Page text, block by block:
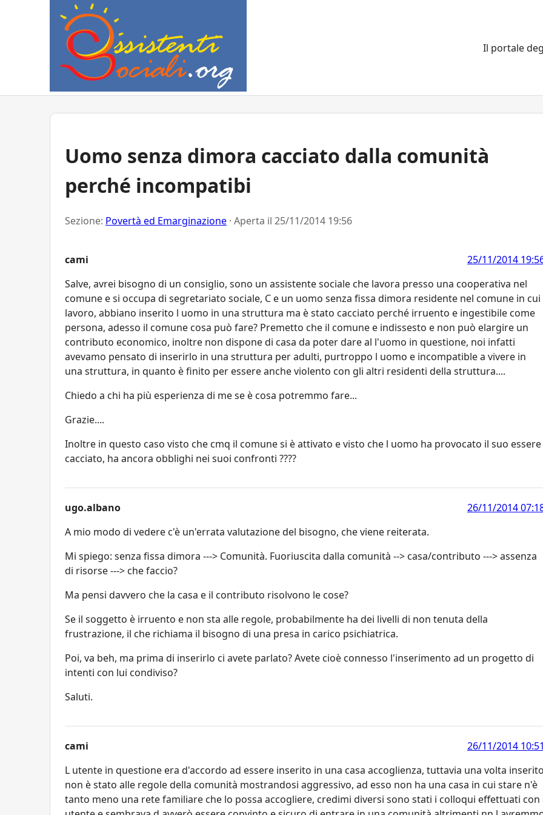
Il portale
Uomo senza dimora cacciato dalla comunità
perché incompatibi
Sezione: Povertà ed Emarginazione · Aperta il 25/11/2014 19:56
cami
25/11/2014
Salve, avrei bisogno di un consiglio, sono un assistente sociale che lavora presso una cooperativa nel
comune e si occupa di segretariato sociale, C e un uomo senza fissa dimora residente nel comune in cui
lavoro, abbiano inserito l uomo in una struttura ma è stato cacciato perché irruento e ingestibile come
persona, adesso il comune cosa può fare? Premetto che il comune e indissesto e non può elargire un
contributo economico, inoltre non dispone di casa da poter dare al l'uomo in questione, noi infatti
avevamo pensato di inserirlo in una struttura per adulti, purtroppo l uomo e incompatible a vivere in
una struttura, in quanto è finito per essere anche violento con gli altri residenti della struttura....
Chiedo a chi ha più esperienza di me se è cosa potremmo fare...
Grazie....
Inoltre in questo caso visto che cmq il comune si è attivato e visto che l uomo ha provocato il suo essere
cacciato, ha ancora obblighi nei suoi confronti ????
ugo.albano
26/11/2014
A mio modo di vedere c'è un'errata valutazione del bisogno, che viene reiterata.
Mi spiego: senza fissa dimora ---> Comunità. Fuoriuscita dalla comunità --> casa/contributo ---> assenza
di risorse ---> che faccio?
Ma pensi davvero che la casa e il contributo risolvono le cose?
Se il soggetto è irruento e non sta alle regole, probabilmente ha dei livelli di non tenuta della
frustrazione, il che richiama il bisogno di una presa in carico psichiatrica.
Poi, va beh, ma prima di inserirlo ci avete parlato? Avete cioè connesso l'inserimento ad un progetto di
intenti con lui condiviso?
Saluti.
cami
26/11/2014 10:51
L utente in questione era d'accordo ad essere inserito in una casa accoglienza, tuttavia una volta inserito
non è stato alle regole della comunità mostrandosi aggressivo, ad esso non ha una casa in cui stare n'è
tanto meno una rete familiare che lo possa accogliere, credimi diversi sono stati i colloqui effettuati con